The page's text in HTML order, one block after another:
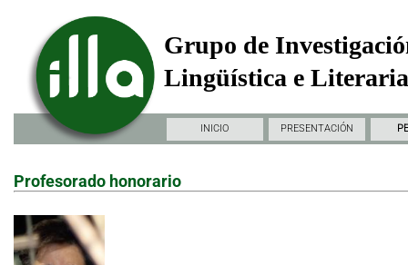
Grupo de
Lingüística e
INICIO PRESENTACIÓN
Profesorado honorario